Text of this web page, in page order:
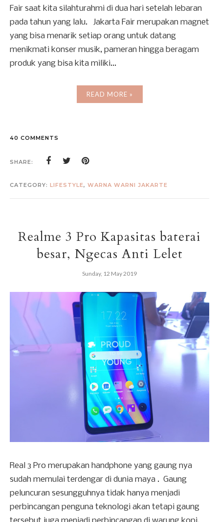
Fair saat kita silahturahmi di dua hari setelah lebaran
pada tahun yang lalu. Jakarta Fair merupakan magnet
yang bisa menarik setiap orang untuk datang
menikmati konser musik, pameran hingga beragam
produk yang bisa kita miliki...
READ MORE »
40 COMMENTS
SHARE:
CATEGORY: LIFESTYLE, WARNA WARNI JAKARTE
Realme 3 Pro Kapasitas baterai
besar, Ngecas Anti Lelet
Sunday, 12 May 2019
Real 3 Pro merupakan handphone yang gaung nya
sudah memulai terdengar di dunia maya . Gaung
peluncuran sesungguhnya tidak hanya menjadi
perbincangan penguna teknologi akan tetapi gaung